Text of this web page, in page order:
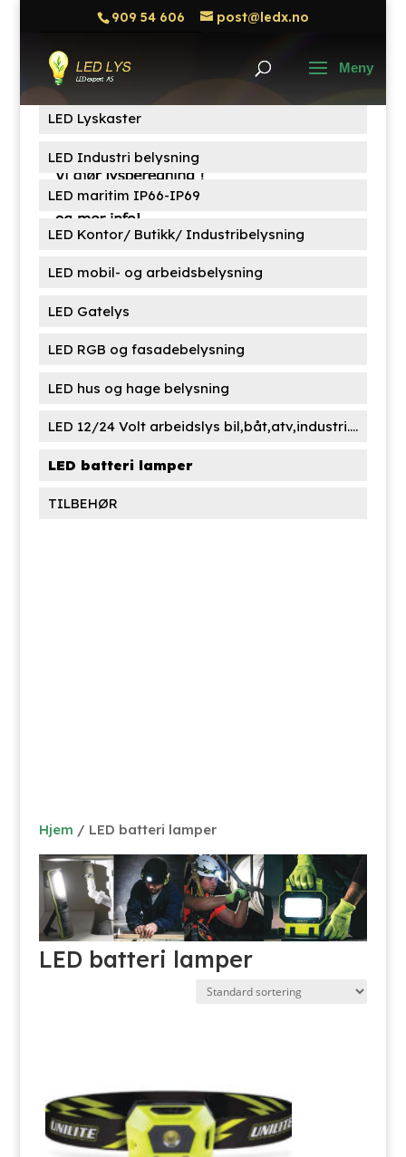
909 54 606 post@ledx.no
etter:
Produktkategorier
LED Lyskaster
LED Industri belysning
LED maritim IP66-IP69
LED Kontor/ Butikk/ Industribelysning
LED mobil- og arbeidsbelysning
LED Gatelys
LED RGB og fasadebelysning
LED hus og hage belysning
LED 12/24 Volt arbeidslys bil,båt,atv,industri....
LED batteri lamper
TILBEHØR
Hjem / LED batteri lamper
LED batteri lamper